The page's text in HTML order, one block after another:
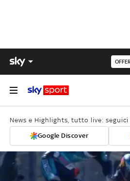
News e Highlights, tutto live: seguici
Google Discover